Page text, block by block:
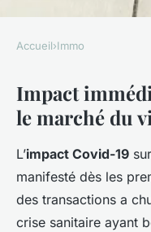
Covid-19
Viager :
Approfondie
Marceau 22 avril 2025 •
Accueil›Immo
Impact
le marché du
L’impact Covid-19
manifesté dès les
des transactions a
crise sanitaire ayant